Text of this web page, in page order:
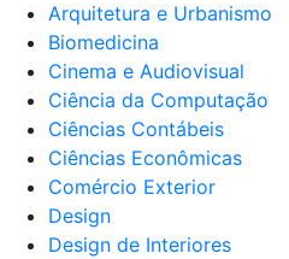
Arquitetura e Urbanismo
Biomedicina
Cinema e Audiovisual
Ciência da Computação
Ciências Contábeis
Ciências Econômicas
Comércio Exterior
Design
Design de Interiores